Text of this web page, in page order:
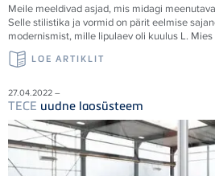
Meile meeldivad asjad, mis midagi
Selle stilistika ja vormid on pärit eelmise
modernismist, mille lipulaev oli kuulus L. Mies
LOE ARTIKLIT
27.04.2022 –
TECE uudne laosüsteem